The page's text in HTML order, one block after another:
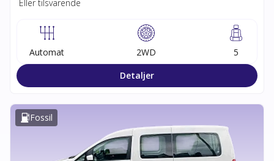
Eller tilsvarende
Automat 2WD
5
Detaljer
Fossil